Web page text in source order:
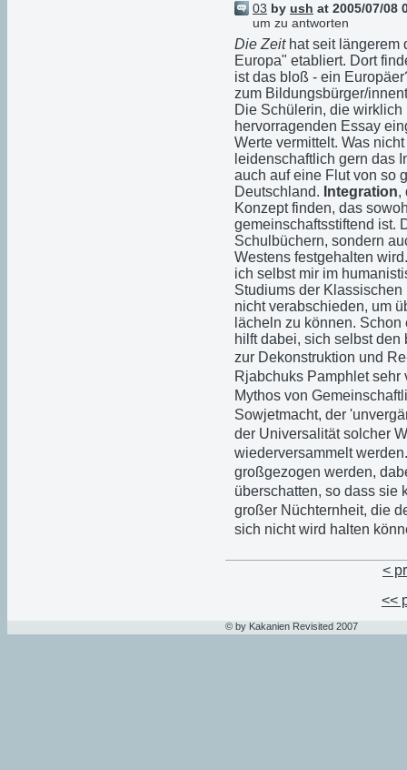
03 by ush at 2005/07/08
um zu antworten
Die Zeithat seit längerem
Europa" etabliert. Dort
ist das bloß - ein
zum Bildungsbürger/
Die Schülerin, die
hervorragenden Essay
Werte vermittelt. Was
leidenschaftlich gern das
auch auf eine Flut von so
Deutschland. Integration,
Konzept finden, das
gemeinschaftsstiftend ist.
Schulbüchern, sondern
Westens festgehalten
ich selbst mir im
Studiums der
nicht verabschieden, um
lächeln zu können.
hilft dabei, sich selbst
zur Dekonstruktion und
Rjabchuks Pamphlet sehr
Mythos von
Sowjetmacht, der
der Universalität solcher
wiederversammelt
großgezogen werden,
überschatten, so dass sie
großer Nüchternheit, die
sich nicht wird halten
<
<<
© by Kakanien Revisited 2007